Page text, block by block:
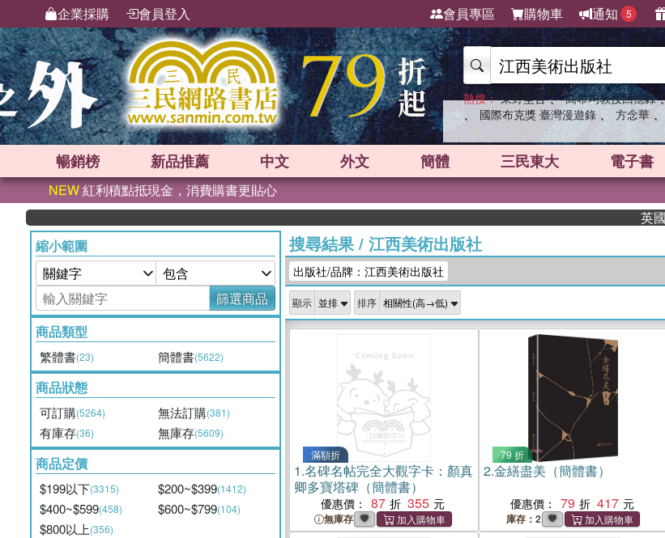
企業採購 會員登入 會員專區 購物車 通知 5
熱搜： 東野圭吾 、 高希均教授回憶錄
、 國際布克獎 臺灣漫遊錄 、 方念華 、
暢銷榜 新品推薦 中文 外文 簡體 三民東大 電子書
NEW紅利積點抵現金，消費購書更貼心
英國出版
縮小範圍
篩選商品
商品類型
繁體書(23) 簡體書(5622)
商品狀態
可訂購(5264) 無法訂購(381)
有庫存(36) 無庫存(5609)
商品定價
$199以下(3315) $200~$399(1412)
$400~$599(458) $600~$799(104)
$800以上(356)
搜尋結果/ 江西美術出版社
出版社/品牌：江西美術出版社
顯示 排序
滿額折
1.名碑名帖完全大觀字卡：顏真
卿多寶塔碑（簡體書）
優惠價： 87 355
無庫存
79 折
2.金繕盡美（簡體書）
優惠價： 79 417
庫存：2